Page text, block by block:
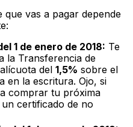
que vas a pagar depende
1 de enero de 2018: Te
la Transferencia de
del 1,5% sobre el
en la escritura. Ojo, si
comprar tu próxima
certificado de no